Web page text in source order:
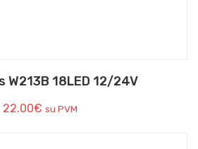
18LED 12/24V
22.00€ su PVM